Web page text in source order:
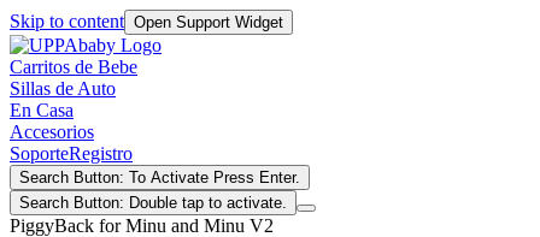
Skip to content Open Support Widget
Carritos de Bebe
Sillas de Auto
En Casa
Accesorios
SoporteRegistro
Search Button: To Activate Press Enter.
Search Button: Double tap to activate.
PiggyBack for Minu and Minu V2